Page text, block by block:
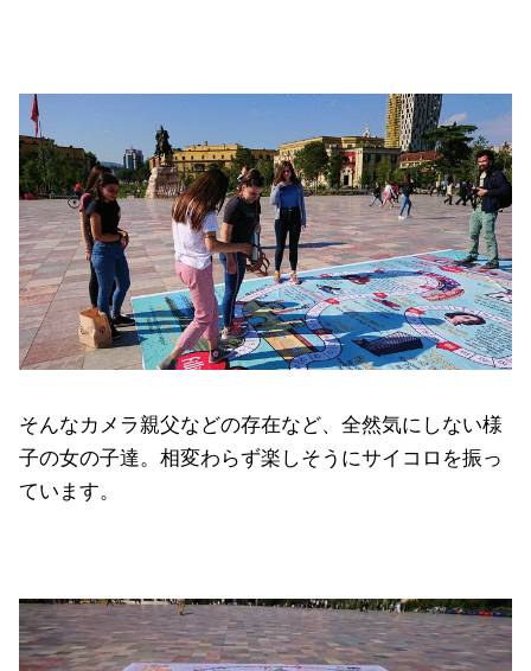
そんなカメラ親父などの存在など、全然気にしない様
子の女の子達。相変わらず楽しそうにサイコロを振っ
ています。